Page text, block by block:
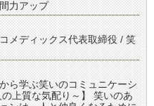
力アップ
メディックス代表取締役 / 笑
ら学ぶ笑いのコミュニケーシ
上質な気配り～】 笑いのあ